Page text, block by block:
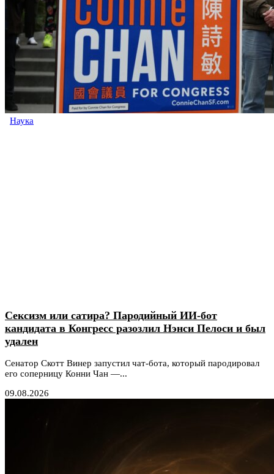
Наука
Сексизм или сатира? Пародийный ИИ-бот
кандидата в Конгресс разозлил Нэнси Пелоси и был
удален
Сенатор Скотт Винер запустил чат-бота, который пародировал
его соперницу Конни Чан —...
09.08.2026